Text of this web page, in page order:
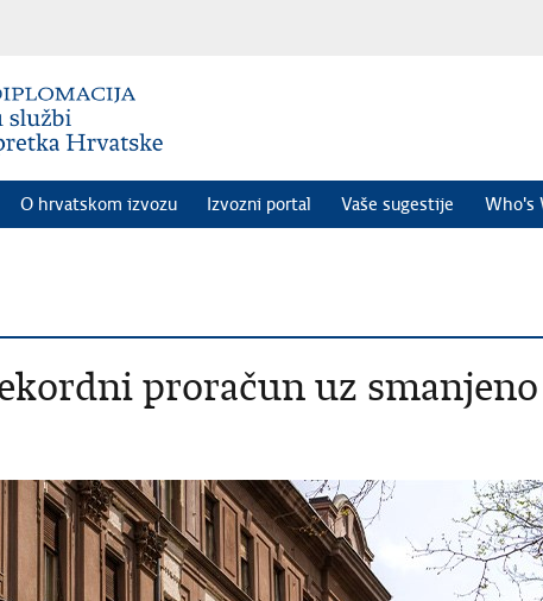
O hrvatskom izvozu Izvozni portal Vaše sugestije Who's
proračun uz smanjeno